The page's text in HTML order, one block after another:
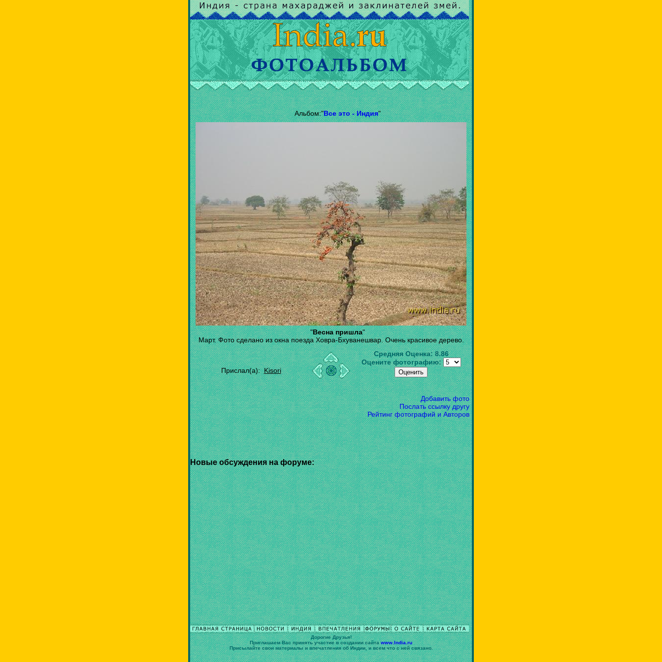
Альбом:"Все это - Индия"
"Весна пришла"
Март. Фото сделано из окна поезда Ховра-Бхуванешвар. Очень красивое дерево.
Прислал(а):Kisori
Средняя Оценка:8.86
Оцените фотографию:
Новые обсуждения на форуме:
Добавить фото
Послать ссылку другу
Рейтинг фотографий и Авторов
Дорогие Друзья!
Приглашаем Вас принять участие в cоздании сайтаwww.India.ru
Присылайте свои материалы и впечатления об Индии, и всем что с ней связано.